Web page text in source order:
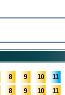
8 9 10 11
8 9 10 11